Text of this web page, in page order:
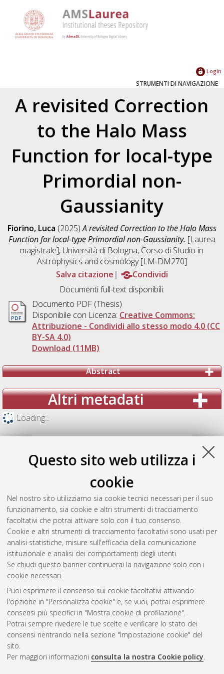
Questo sito web utilizza i
cookie
Nel nostro sito utilizziamo sia cookie tecnici necessari per il suo
funzionamento, sia cookie e altri strumenti di tracciamento
facoltativi che potrai attivare solo con il tuo consenso.
Cookie e altri strumenti di tracciamento facoltativi sono usati per
analisi statistiche, misure sull'efficacia della comunicazione
istituzionale e analisi dei comportamenti degli utenti.
Se chiudi questo banner continuerai la navigazione solo con i
cookie necessari.
Puoi esprimere il consenso sui cookie facoltativi attivando
l'opzione in "Personalizza cookie" e, se vuoi, potrai esprimere
consensi più specifici in "Mostra cookie di profilazione".
Potrai sempre rivedere le tue scelte e verificare lo stato dei
consensi rientrando nella sezione "Impostazione cookie" del
sito.
Per maggiori informazioni consulta la nostra Cookie policy.
Login
STRUMENTI DI NAVIGAZIONE
A revisited Correction
to the Halo Mass
Function for local-type
Primordial non-
Gaussianity
Fiorino, Luca (2025)A revisited Correction to the Halo Mass
Function for local-type Primordial non-Gaussianity. [Laurea
magistrale], Università di Bologna, Corso di Studio in
Astrophysics and cosmology [LM-DM270]
Salva citazione
Condividi
Documenti full-text disponibili:
Documento PDF (Thesis)
Disponibile con Licenza: Creative Commons:
Attribuzione - Condividi allo stesso modo 4.0 (CC
BY-SA 4.0)
Download (11MB)
Abstract
Altri metadati
Loading...
Gestione del documento:
Atom
Rss 1.0
Rss 2.0
AMS Laurea